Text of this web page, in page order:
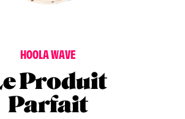
HOOLAWAVE
Produit
Parfait